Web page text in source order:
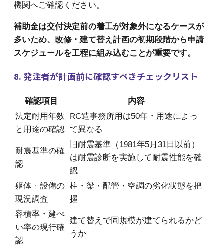
機関へご確認ください。
補助金は交付決定前の着工が対象外になるケースが
多いため、改修・建て替え計画の初期段階から申請
スケジュールを工程に組み込むことが重要です。
8. 発注者が計画前に確認すべきチェックリスト
確認項目
内容
法定耐用年数
と用途の確認
RC造事務所用は50年・用途によっ
て異なる
耐震基準の確
認
旧耐震基準（1981年5月31日以前）
は耐震診断を実施して耐震性能を確
認
躯体・設備の
現況調査
柱・梁・配管・空調の劣化状態を把
握
容積率・建ぺ
い率の現行確
認
建て替えで同規模が建てられるかど
うか